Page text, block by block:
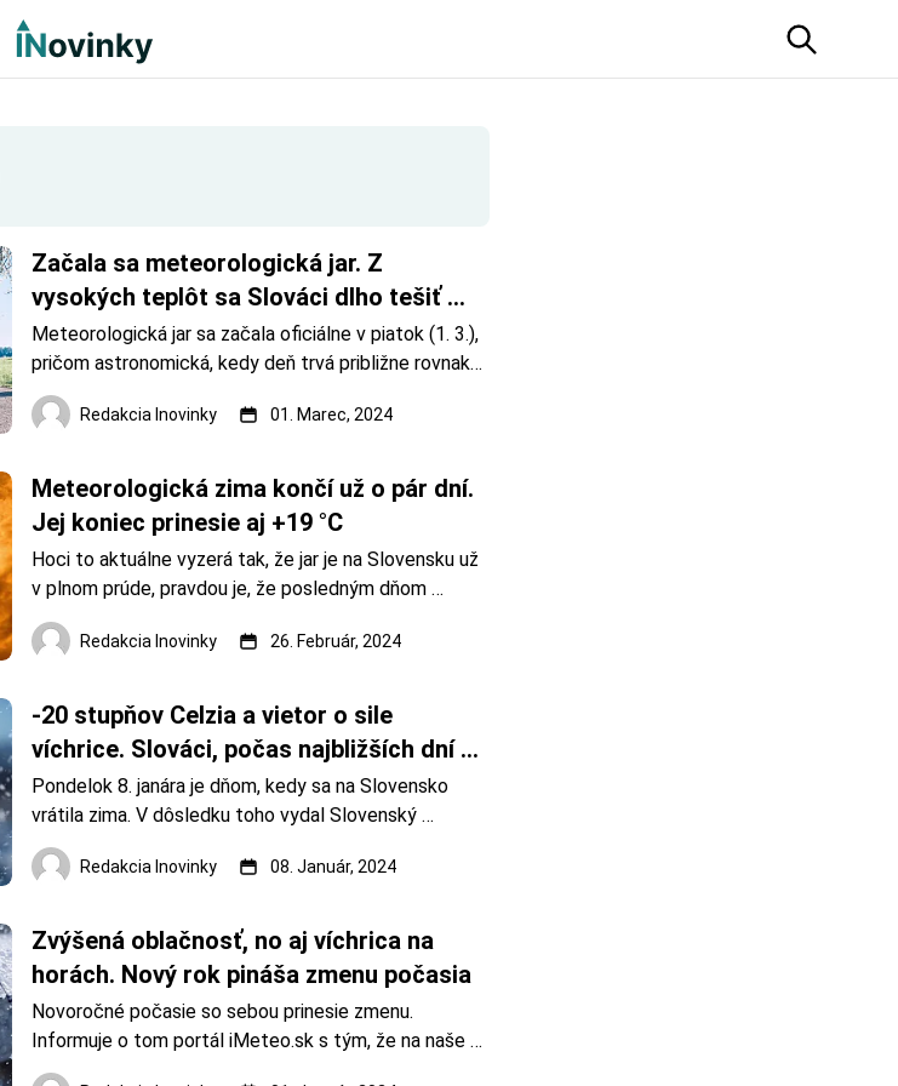
Začala sa meteorologická jar. Z
vysokých teplôt sa Slováci dlho tešiť
nebudú
Meteorologická jar sa začala oficiálne v piatok (1. 3.),
pričom astronomická, kedy deň trvá približne rovnako
ako noc, nás ešte len čaká. Zima je za nami a
meteorológovia už predstavili prvý výhľad na
tešiť na nadprie
Redakcia Inovinky 01. Marec, 2024
Meteorologická zima končí už o pár dní.
Jej koniec prinesie aj +19 °C
Hoci to aktuálne vyzerá tak, že jar je na Slovensku už
v plnom prúde, pravdou je, že posledným dňom
tohtoročnej meteorologickej zimy je štvrtok 29.
feburár. Meteorologická jar teda nastane až v piatok
posledný týždeň zimy sa
Redakcia Inovinky 26. Február, 2024
-20 stupňov Celzia a vietor o sile
víchrice. Slováci, počas najbližších dní
buďte v strehu
Pondelok 8. janára je dňom, kedy sa na Slovensko
vrátila zima. V dôsledku toho vydal Slovenský
hydrometeorologický ústav viaceré výstrahy.
Výstraha 1. stupňa pred nízkymi teplotami platí v
Žilinskom kraji. Na týchto miestach môže dnes t
Redakcia Inovinky 08. Január, 2024
Zvýšená oblačnosť, no aj víchrica na
horách. Nový rok pináša zmenu počasia
Novoročné počasie so sebou prinesie zmenu.
Informuje o tom portál iMeteo.sk s tým, že na naše
územie od západu postúpi studený front, ktorý bude